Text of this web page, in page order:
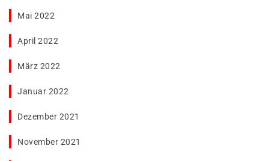
Mai 2022
April 2022
März 2022
Januar 2022
Dezember 2021
November 2021